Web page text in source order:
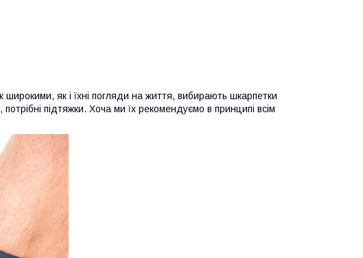
як і їхні погляди на життя, вибирають шкарпетки
підтяжки. Хоча ми їх рекомендуємо в принципі всім